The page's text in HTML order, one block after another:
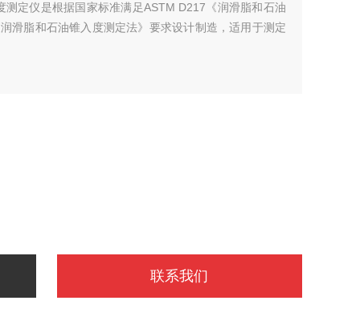
测定仪是根据国家标准满足ASTM D217《润滑脂和石油
滑脂和石油锥入度测定法》要求设计制造，适用于测定
联系我们